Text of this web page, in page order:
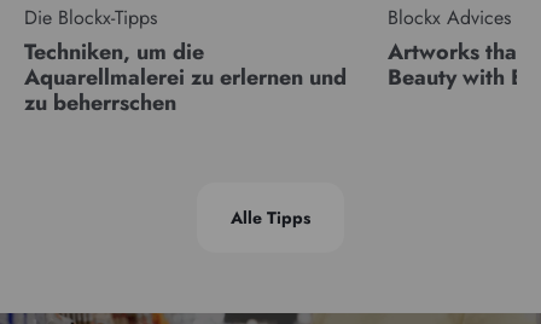
Die Blockx-Tipps
Techniken, um die
Aquarellmalerei zu erlernen und
zu beherrschen
Blockx Advices
Artworks that
Beauty with
Alle Tipps